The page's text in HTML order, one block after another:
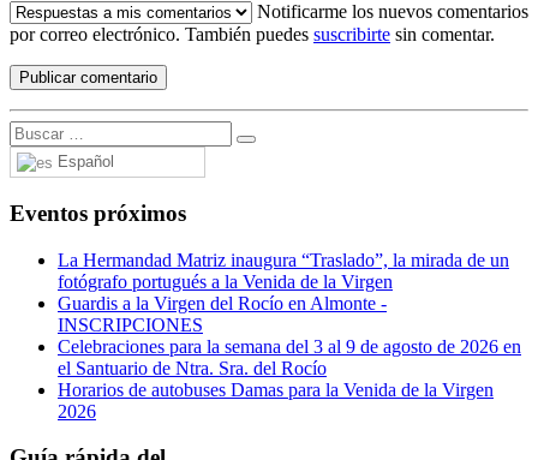
Notificarme los nuevos comentarios
por correo electrónico. También puedes suscribirte sin comentar.
Español
Eventos próximos
La Hermandad Matriz inaugura “Traslado”, la mirada de un
fotógrafo portugués a la Venida de la Virgen
Guardis a la Virgen del Rocío en Almonte -
INSCRIPCIONES
Celebraciones para la semana del 3 al 9 de agosto de 2026 en
el Santuario de Ntra. Sra. del Rocío
Horarios de autobuses Damas para la Venida de la Virgen
2026